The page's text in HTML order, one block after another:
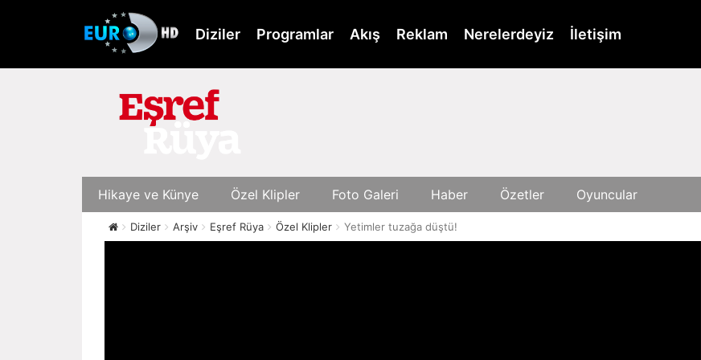
Diziler Programlar Akış Reklam Nerelerdeyiz İletişim
Hikaye ve Künye Özel Klipler Foto Galeri Haber Özetler Oyuncular
Diziler Arşiv Eşref Rüya Özel Klipler Yetimler tuzağa düştü!